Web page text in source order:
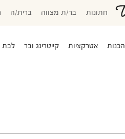
חתונות בר/ת מצווה ברית/ה
הכנות אטרקציות קייטרינג ובר לבת